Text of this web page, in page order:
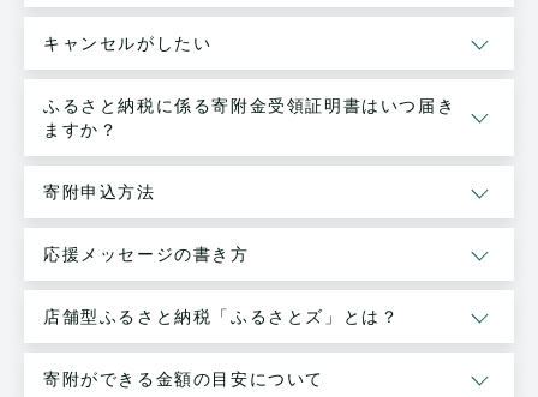
キャンセルがしたい
ふるさと納税に係る寄附金受領証明書はいつ届き
ますか？
寄附申込方法
応援メッセージの書き方
店舗型ふるさと納税「ふるさとズ」とは？
寄附ができる金額の目安について